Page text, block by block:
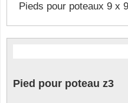
Pieds pour poteaux 9 x
Pied pour poteau z3